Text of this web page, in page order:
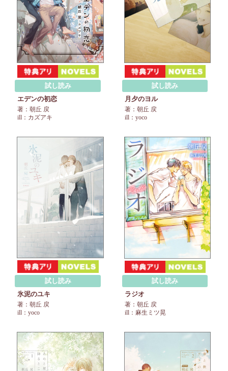
試し読み
エデンの初恋
著：朝丘 戻
ill：カズアキ
試し読み
月夕のヨル
著：朝丘 戻
ill：yoco
試し読み
氷泥のユキ
著：朝丘 戻
ill：yoco
試し読み
ラジオ
著：朝丘 戻
ill：麻生ミツ晃